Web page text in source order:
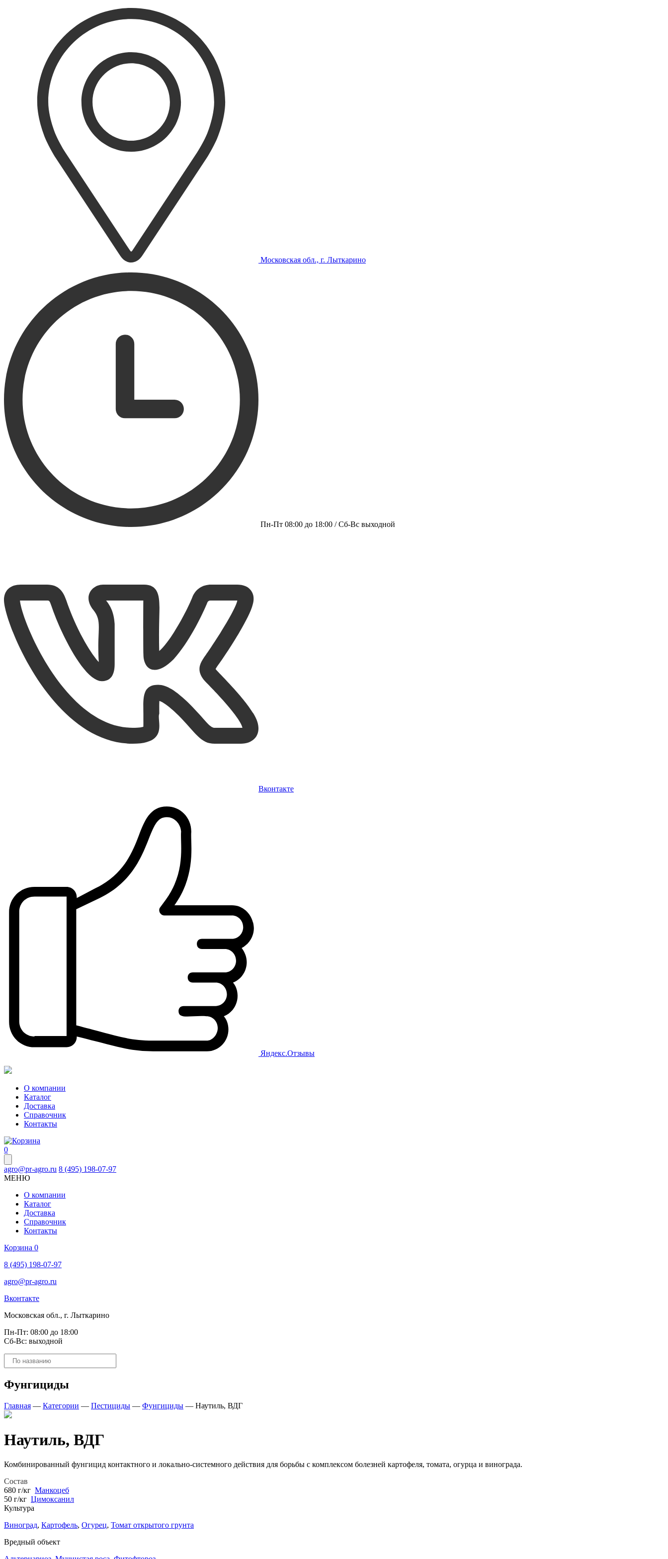
Московская обл., г. Лыткарино
Пн-Пт 08:00 до 18:00 / Сб-Вс выходной
Вконтакте
Яндекс.Отзывы
О компании
Каталог
Доставка
Справочник
Контакты
0
agro@pr-agro.ru 8 (495) 198-07-97
МЕНЮ
О компании
Каталог
Доставка
Справочник
Контакты
Корзина 0
8 (495) 198-07-97
agro@pr-agro.ru
Вконтакте
Московская обл., г. Лыткарино
Пн-Пт: 08:00 до 18:00
Сб-Вс: выходной
Поиск
товаров
Фунгициды
Главная — Категории — Пестициды — Фунгициды — Наутиль, ВДГ
Наутиль, ВДГ
Комбинированный фунгицид контактного и локально-системного действия для борьбы с комплексом болезней картофеля, томата, огурца и винограда.
Состав
680 г/кг Манкоцеб
50 г/кг Цимоксанил
Культура
Виноград, Картофель, Огурец, Томат открытого грунта
Вредный объект